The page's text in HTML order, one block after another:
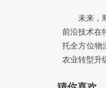
未来，
前沿技术在
托全方位物
农业转型升